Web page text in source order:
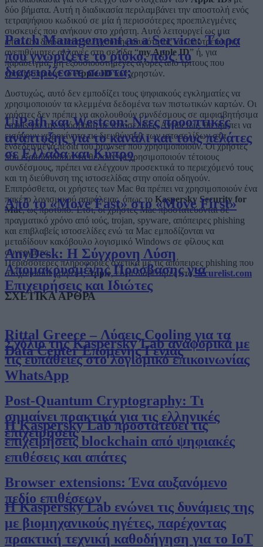
Patch Management as a Service: Τώρα
που γνωρίζετε το ρίσκο, πώς το
διαχειρίζεστε σωστά;
UiPath και Westcon: Νέες προοπτικές
ανάπτυξης για το κανάλι και τους πελάτες
σε Ελλάδα και Κύπρο
Από το «Move Fast» στο «Move First»
AnyDesk: Η Σύγχρονη Λύση
Απομακρυσμένης Πρόσβασης για
Επιχειρήσεις και Ιδιώτες
Rittal Greece – Λύσεις Cooling για τα
Data Center Επόμενης Γενιάς
Post-Quantum Cryptography: Τι
σημαίνει πρακτικά για τις ελληνικές
επιχειρήσεις
Browser extensions: Ένα αυξανόμενο
πεδίο επιθέσεων
δύο βήματα. Αυτή η διαδικασία περιλαμβάνει την αποστολή ενός
τετραψήφιου κωδικού σε μία ή περισσότερες προεπιλεγμένες
συσκευές που ανήκουν στο χρήστη. Αυτό λειτουργεί ως μια
επιπλέον διαδικασία ελέγχου της ταυτότητας και αποτρέπει τις
ανεπιθύμητες αλλαγές στη σελίδα “my Apple ID” ή, για
παράδειγμα, μη εξουσιοδοτημένες αγορές από τρίτους που
χρησιμοποιούν τοApple IDτων χρηστών.
Δυστυχώς, αυτό δεν εμποδίζει τους ψηφιακούς εγκληματίες να
χρησιμοποιούν τα κλεμμένα δεδομένα των πιστωτικών καρτών. Οι
χρήστες δεν πρέπει να ακολουθούν συνδέσμους σε αμφισβητήσιμα
emails για την πρόσβαση σε ιστοσελίδες. Αντιθέτως, θα πρέπει να
εισάγουν χειροκίνητα τις διευθύνσεις των ιστοσελίδων στα
ενδεδειγμένα πεδία του browser που χρησιμοποιούν. Οι χρήστες
που εξακολουθούν να θέλουν να χρησιμοποιούν τέτοιους
συνδέσμους, πρέπει να ελέγχουν προσεκτικά το περιεχόμενό τους
και τη διεύθυνση της ιστοσελίδας στην οποία οδηγούν.
Επιπρόσθετα, οι χρήστες των Mac θα πρέπει να χρησιμοποιούν ένα
πακέτο λογισμικού ασφάλειας, όπως το Kaspersky Security for
Mac, ως πρότυπο. Έτσι, οι χρήστες Mac προστατεύονται σε
πραγματικό χρόνο από ιούς, trojan, spyware, απόπειρες phishing
και επιβλαβείς ιστοσελίδες ενώ τα Mac εμποδίζονται να
μεταδίδουν κακόβουλο λογισμικό Windows σε φίλους και
συνεργάτες.
Περισσότερες πληροφορίες σχετικά με τις απόπειρες phishing που
στοχοποιούν χρήστεςApple, είναι διαθέσιμες στοSecurelist.com
ΣΧΕΤΙΚΑ ΑΡΘΡΑ
Σχόλιο της Kaspersky Lab αναφορικά με
τις ευπάθειες στο λογισμικό επικοινωνίας
WhatsApp
Η Kaspersky Lab προστατεύει τις
επιχειρήσεις blockchain από ψηφιακές
επιθέσεις και απάτες
Η Kaspersky Lab ενώνει τις δυνάμεις της
με βιομηχανικούς ηγέτες, παρέχοντας
πρακτική τεχνική καθοδήγηση για το IoT